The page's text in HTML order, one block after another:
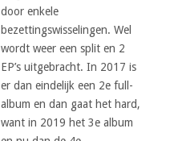
door enkele
bezettingswisselingen. Wel
wordt weer een split en 2
EP’s uitgebracht. In 2017 is
er dan eindelijk een 2e full-
album en dan gaat het hard,
want in 2019 het 3e album